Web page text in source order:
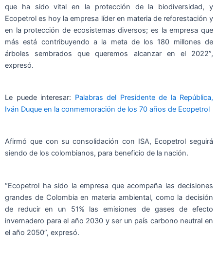
que ha sido vital en la protección de la biodiversidad, y
Ecopetrol es hoy la empresa líder en materia de reforestación y
en la protección de ecosistemas diversos; es la empresa que
más está contribuyendo a la meta de los 180 millones de
árboles sembrados que queremos alcanzar en el 2022”,
expresó.
Le puede interesar: Palabras del Presidente de la República,
Iván Duque en la conmemoración de los 70 años de Ecopetrol
Afirmó que con su consolidación con ISA, Ecopetrol seguirá
siendo de los colombianos, para beneficio de la nación.
“Ecopetrol ha sido la empresa que acompaña las decisiones
grandes de Colombia en materia ambiental, como la decisión
de reducir en un 51% las emisiones de gases de efecto
invernadero para el año 2030 y ser un país carbono neutral en
el año 2050”, expresó.